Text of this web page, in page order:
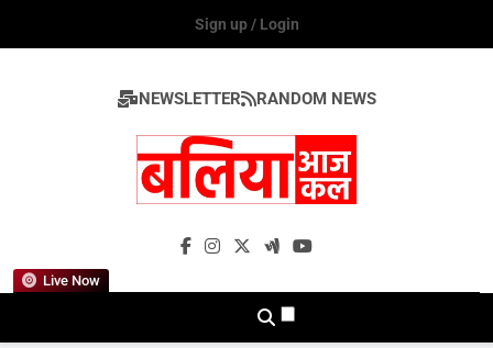
Sign up / Login
NEWSLETTER RANDOM NEWS
Live Now
Ballia Aaj Kal